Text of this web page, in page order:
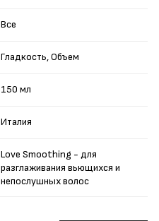
Все
Гладкость, Объем
150 мл
Италия
Love Smoothing - для
разглаживания вьющихся и
непослушных волос